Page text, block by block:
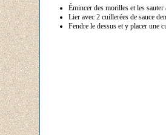
Émincer des morilles et les sauter
Lier avec 2 cuillerées de sauce
Fendre le dessus et y placer une